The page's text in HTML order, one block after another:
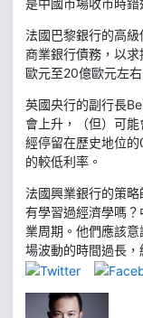
是中國市場收市時錯
法國巴黎銀行的高
商業銀行債務，以
歐元至20億歐元左右
英國央行的副行長
會上升，（但）可
經停留在歷史地位
的較低利率。
法國興業銀行的策
有學習過經濟學嗎
業周期。他們應該
場波動的時間過長